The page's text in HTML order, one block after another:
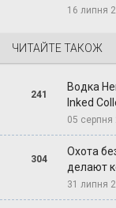
16 липня
ЧИТАЙТЕ ТАКОЖ
241
Водка
Inked
05 серпня
304
Охота
делают
31 липня